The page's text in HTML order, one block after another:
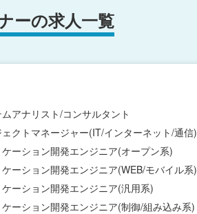
ーの求人一覧
アナリスト/コンサルタント
クトマネージャー(IT/インターネット/通信)
ーション開発エンジニア(オープン系)
ーション開発エンジニア(WEB/モバイル系)
ーション開発エンジニア(汎用系)
ーション開発エンジニア(制御/組み込み系)